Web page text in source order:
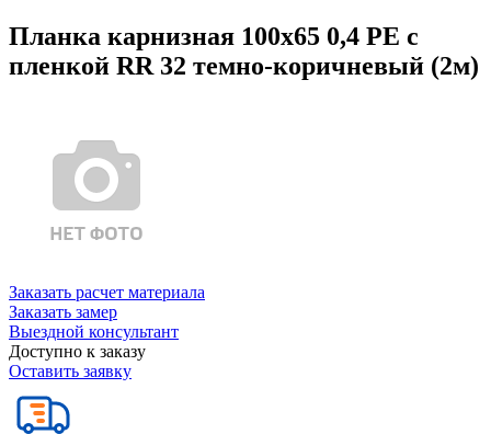
Планка карнизная 100х65 0,4 PE с
пленкой RR 32 темно-коричневый (2м)
Заказать расчет материала
Заказать замер
Выездной консультант
Доступно к заказу
Оставить заявку